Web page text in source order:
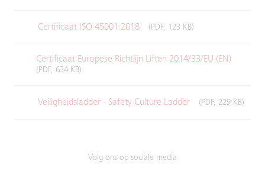
Certificaat ISO 45001:2018 (PDF, 123 KB)
Certificaat Europese Richtlijn Liften 2014/33/EU (EN)
(PDF, 634 KB)
Veiligheidsladder - Safety Culture Ladder (PDF, 229 KB)
Volg ons op sociale media